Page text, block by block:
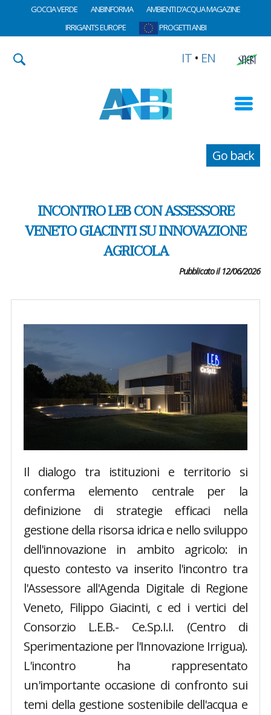
GOCCIA VERDE ANBINFORMA
AMBIENTI D’ACQUA MAGAZINE
IRRIGANTS EUROPE
PROGETTI ANBI
IT • EN
Go back
INCONTRO LEB CON ASSESSORE
VENETO GIACINTI SU INNOVAZIONE
AGRICOLA
Pubblicato il 12/06/2026
Il dialogo tra istituzioni e territorio si
conferma elemento centrale per la
definizione di strategie efficaci nella
gestione della risorsa idrica e nello sviluppo
dell'innovazione in ambito agricolo: in
questo contesto va inserito l'incontro tra
l'Assessore all'Agenda Digitale di Regione
Veneto, Filippo Giacinti, c ed i vertici del
Consorzio L.E.B.- Ce.Sp.I.I. (Centro di
Sperimentazione per l'Innovazione Irrigua).
L'incontro ha rappresentato
un'importante occasione di confronto sui
temi della gestione sostenibile dell'acqua e